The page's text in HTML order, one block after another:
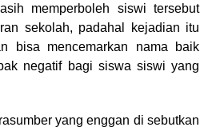
memperboleh siswi tersebut
sekolah, padahal kejadian itu
bisa mencemarkan nama baik
negatif bagi siswa siswi yang
yang enggan di sebutkan